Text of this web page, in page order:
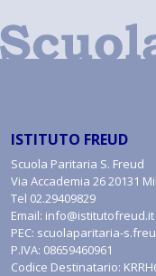
ISTITUTO FREUD
Scuola Paritaria S. Freud
Via Accademia 26 20131
Tel 02.29409829
Email: info@istitutofreud.it
PEC: scuolaparitaria-
P.IVA: 08659460961
Codice Destinatario: